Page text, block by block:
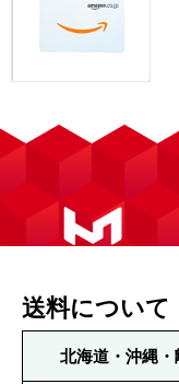
送料について
北海道・沖縄・